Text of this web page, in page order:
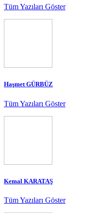
Tüm Yazıları Göster
Haşmet GÜRBÜZ
Tüm Yazıları Göster
Kemal KARATAŞ
Tüm Yazıları Göster